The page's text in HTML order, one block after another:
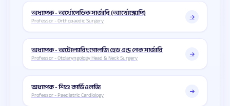
অধ্যাপক - অর্থোপেডিক সার্জারি (আর্থোস্কোপি)
Professor - Orthopaedic Surgery
অধ্যাপক - অটোল্যারিংগোলজি হেড এন্ড নেক সার্জারি
Professor - Otolaryngology Head & Neck Surgery
অধ্যাপক - শিশু কার্ডিওলজি
Professor - Paediatric Cardiology